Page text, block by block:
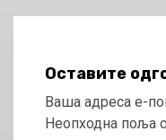
Оставите
Ваша адреса е-
Неопходна поља